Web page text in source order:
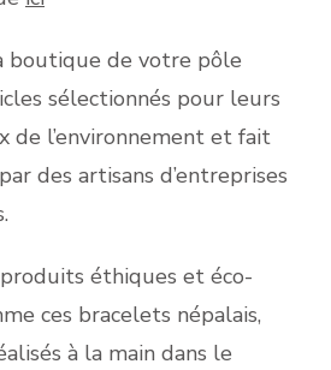
boutique de votre pôle
sélectionnés pour leurs
de l’environnement et fait
des artisans d’entreprises
éthiques et éco-
ces bracelets népalais,
à la main dans le